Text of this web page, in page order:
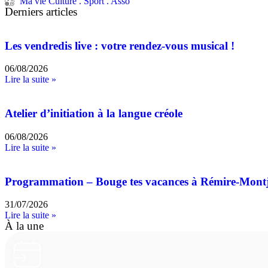
Derniers articles
Les vendredis live : votre rendez-vous musical !
06/08/2026
Lire la suite »
Atelier d’initiation à la langue créole
06/08/2026
Lire la suite »
Programmation – Bouge tes vacances à Rémire-
31/07/2026
Lire la suite »
À la une